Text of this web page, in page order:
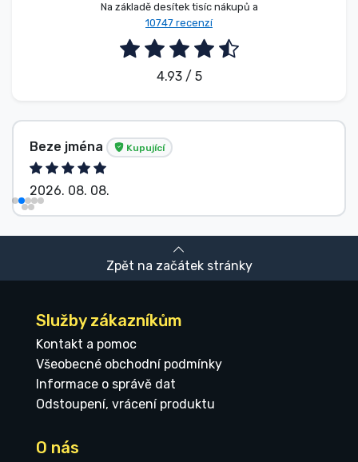
Na základě desítek tisíc nákupů a
10747 recenzí
4.93 / 5
Beze jména Kupující
2026. 08. 08.
Zpět na začátek stránky
Služby zákazníkům
Kontakt a pomoc
Všeobecné obchodní podmínky
Informace o správě dat
Odstoupení, vrácení produktu
O nás